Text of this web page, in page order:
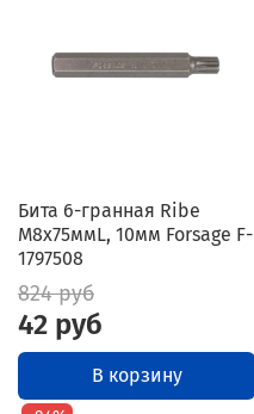
Бита 6-гранная Ribe
M8х75ммL, 10мм Forsage F-
1797508
824 руб
42 руб
В корзину